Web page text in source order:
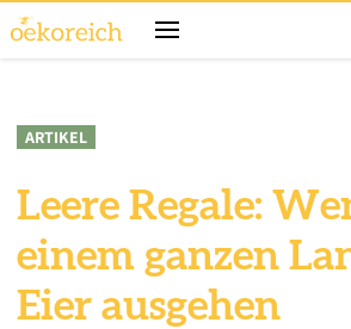
ARTIKEL
Leere Regale:
einem ganzen
Eier ausgehen